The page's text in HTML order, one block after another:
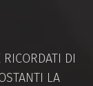
DI
LA